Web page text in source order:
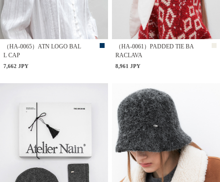
（HA-0065）ATN LOGO BAL
L CAP
7,662 JPY
（HA-0061）PADDED TIE BA
RACLAVA
8,961 JPY